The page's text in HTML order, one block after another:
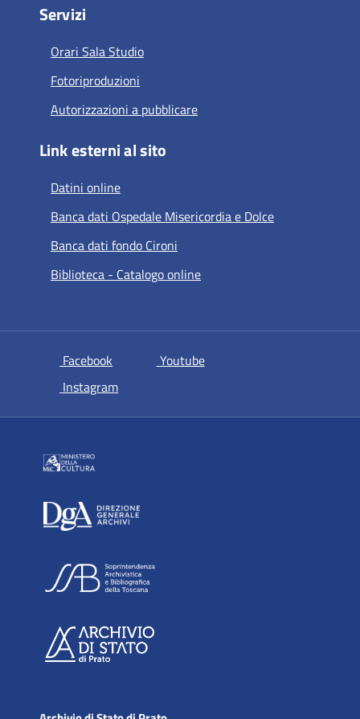
Servizi
Orari Sala Studio
Fotoriproduzioni
Autorizzazioni a pubblicare
Link esterni al sito
Datini online
Banca dati Ospedale Misericordia e Dolce
Banca dati fondo Cironi
Biblioteca - Catalogo online
Facebook si apre in una nuova scheda
Youtubesi apre in una nuova scheda
Instagramsi apre in una nuova scheda